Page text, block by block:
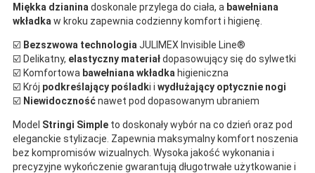
Miękka dzianina doskonale przylega do ciała, a bawełniana
wkładka w kroku zapewnia codzienny komfort i higienę.
☑️ Bezszwowa technologia JULIMEX Invisible Line®
☑️ Delikatny, elastyczny materiałdopasowujący się do sylwetki
☑️ Komfortowa bawełniana wkładka higieniczna
☑️ Krój podkreślający pośladki i wydłużający optycznie nogi
☑️ Niewidocznośćnawet pod dopasowanym ubraniem
Model Stringi Simple to doskonały wybór na co dzień oraz pod
eleganckie stylizacje. Zapewnia maksymalny komfort noszenia
bez kompromisów wizualnych. Wysoka jakość wykonania i
precyzyjne wykończenie gwarantują długotrwałe użytkowanie i